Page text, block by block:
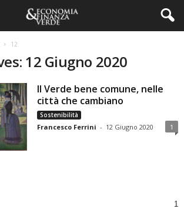
12
12 Giugno 2020
Il Verde bene comune, nelle
città che cambiano
Sostenibilità
Francesco Ferrini - 12 Giugno 2020 1
1